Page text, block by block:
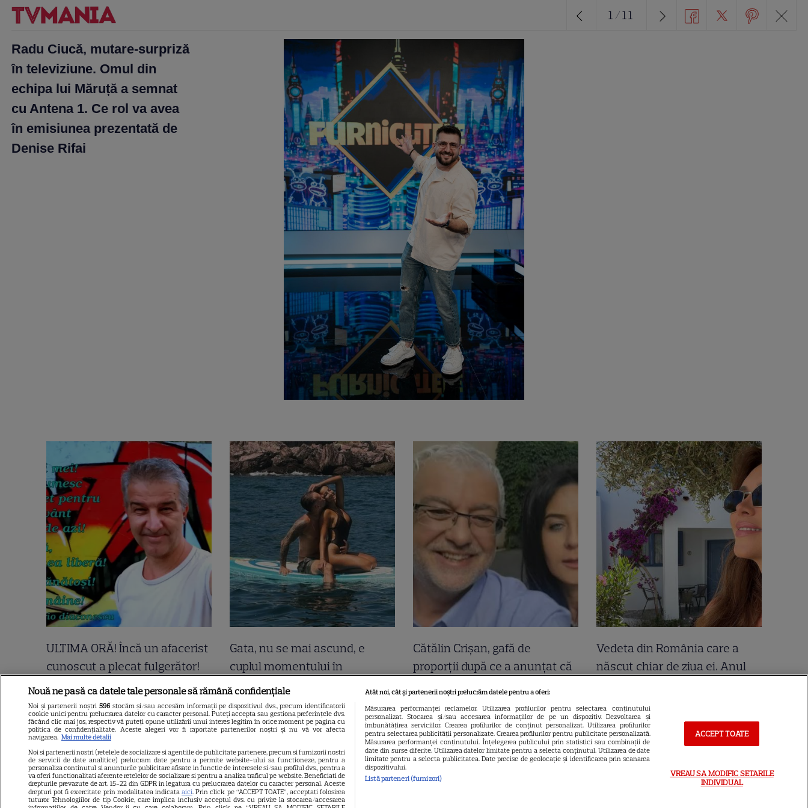
Radu Ciucă, mutare-surpriză
în televiziune. Omul din
echipa lui Măruță a semnat
cu Antena 1. Ce rol va avea
în emisiunea prezentată de
Denise Rifai
1/11
ULTIMA ORĂ! Încă un afacerist
cunoscut a plecat fulgerător!
Fost acționar TV la una dintre
cele mai cunoscute televiziuni
România, mort la doar 60 de
ani!
Gata, nu se mai ascund, e
cuplul momentului în
România! A ieșit soarele și pe
strada ei, iar lui i-a pus
Dumnezeu mâna în cap!
Felicitări, să fiți fericiți! Că
frumoși sunteți!
Cătălin Crișan, gafă de
proporții după ce a anunțat că
criticați ușor”. Internauții i-au
bătut obrazul
Vedeta din România care a
născut chiar de ziua ei. Anul
Nouă ne pasă ca datele tale personale să rămână confidențiale
Noi și partenerii noștri 596stocăm și/sau accesăm informații pe dispozitivul dvs., precum identificatorii
cookie unici pentru prelucrarea datelor cu caracter personal. Puteți accepta sau gestiona preferințele dvs.
făcând clic mai jos, respectiv vă puteți opune utilizării unui interes legitim în orice moment pe pagina cu
politica de confidențialitate. Aceste alegeri vor fi raportate partenerilor noștri și nu vă vor afecta
navigarea. Mai multe detalii
Noi si partenerii nostri (retelele de socializare si agentiile de publicitate partenere, precum si furnizorii nostri
de servicii de date analitice) prelucram date pentru a permite website-ului sa functioneze, pentru a
personaliza continutul si anunturile publicitare afisate in functie de interesele si/sau profilul dvs., pentru a
va oferi functionalitati aferente retelelor de socializare si pentru a analiza traficul pe website. Beneficiati de
drepturile prevazute de art. 15-22 din GDPR in legatura cu prelucrarea datelor cu caracter personal. Aceste
drepturi pot fi exercitate prin modalitatea indicataaici. Prin click pe “ACCEPT TOATE”, acceptati folosirea
tuturor Tehnologiilor de tip Cookie, care implica inclusiv acceptul dvs. cu privire la stocarea/accesarea
Atât noi, cât și partenerii noștri prelucrăm datele pentru a oferi:
Măsurarea performanței reclamelor. Utilizarea profilurilor pentru selectarea conținutului
personalizat. Stocarea și/sau accesarea informațiilor de pe un dispozitiv. Dezvoltarea și
îmbunătățirea serviciilor. Crearea profilurilor de conținut personalizat. Utilizarea profilurilor
pentru selectarea publicității personalizate. Crearea profilurilor pentru publicitate personalizată.
Măsurarea performanței conținutului. Înțelegerea publicului prin statistici sau combinații de
date din surse diferite. Utilizarea datelor limitate pentru a selecta conținutul. Utilizarea de date
limitate pentru a selecta publicitatea. Date precise de geolocație și identificarea prin scanarea
dispozitivului.
Listă parteneri (furnizori)
ACCEPT TOATE
VREAU SA MODIFIC SETARILE
INDIVIDUAL